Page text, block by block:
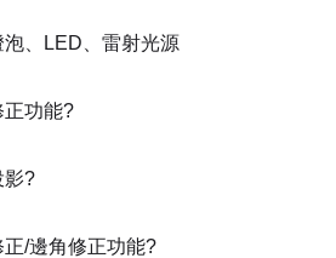
、LED、雷射光源
正功能?
影?
/邊角修正功能?